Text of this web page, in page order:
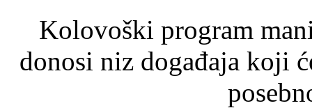
Kolovoški program
donosi niz događaja koji